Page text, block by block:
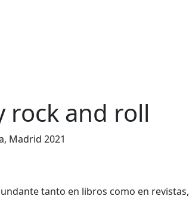
rock and roll
Madrid 2021
tanto en libros como en revistas,